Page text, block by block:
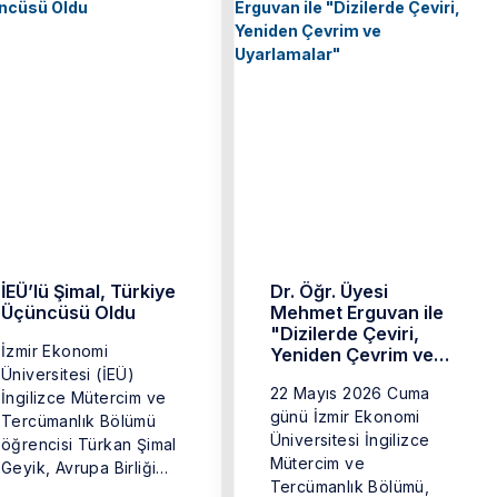
İEÜ’lü Şimal, Türkiye
Üçüncüsü Oldu
İzmir Ekonomi
Üniversitesi (İEÜ)
İngilizce Mütercim ve
Tercümanlık Bölümü
öğrencisi Türkan Şimal
Geyik, Avrupa Birliği
Dr. Öğr. Üyesi
Mehmet Erguvan ile
"Dizilerde Çeviri,
Yeniden Çevrim ve
22 Mayıs 2026 Cuma
günü İzmir Ekonomi
Üniversitesi İngilizce
Mütercim ve
Tercümanlık Bölümü,